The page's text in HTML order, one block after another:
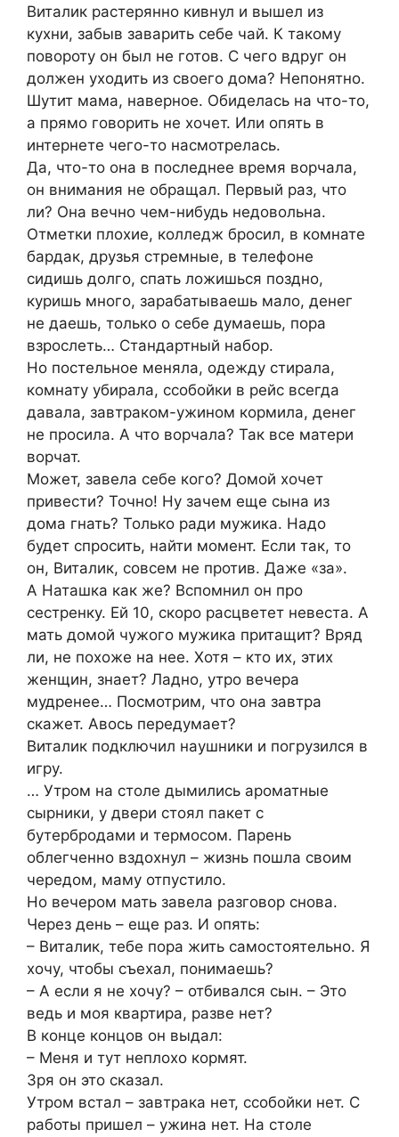
Виталик растерянно кивнул и вышел из
кухни, забыв заварить себе чай. К такому
повороту он был не готов. С чего вдруг он
должен уходить из своего дома? Непонятно.
Шутит мама, наверное. Обиделась на что-то,
а прямо говорить не хочет. Или опять в
интернете чего-то насмотрелась.
Да, что-то она в последнее время ворчала,
он внимания не обращал. Первый раз, что
ли? Она вечно чем-нибудь недовольна.
Отметки плохие, колледж бросил, в комнате
бардак, друзья стремные, в телефоне
сидишь долго, спать ложишься поздно,
куришь много, зарабатываешь мало, денег
не даешь, только о себе думаешь, пора
взрослеть… Стандартный набор.
Но постельное меняла, одежду стирала,
комнату убирала, ссобойки в рейс всегда
давала, завтраком-ужином кормила, денег
не просила. А что ворчала? Так все матери
ворчат.
Может, завела себе кого? Домой хочет
привести? Точно! Ну зачем еще сына из
дома гнать? Только ради мужика. Надо
будет спросить, найти момент. Если так, то
он, Виталик, совсем не против. Даже «за».
А Наташка как же? Вспомнил он про
сестренку. Ей 10, скоро расцветет невеста. А
мать домой чужого мужика притащит? Вряд
ли, не похоже на нее. Хотя – кто их, этих
женщин, знает? Ладно, утро вечера
мудренее… Посмотрим, что она завтра
скажет. Авось передумает?
Виталик подключил наушники и погрузился в
игру.
… Утром на столе дымились ароматные
сырники, у двери стоял пакет с
бутербродами и термосом. Парень
облегченно вздохнул – жизнь пошла своим
чередом, маму отпустило.
Но вечером мать завела разговор снова.
Через день – еще раз. И опять:
– Виталик, тебе пора жить самостоятельно. Я
хочу, чтобы съехал, понимаешь?
– А если я не хочу? – отбивался сын. – Это
ведь и моя квартира, разве нет?
В конце концов он выдал:
– Меня и тут неплохо кормят.
Зря он это сказал.
Утром встал – завтрака нет, ссобойки нет. С
работы пришел – ужина нет. На столе